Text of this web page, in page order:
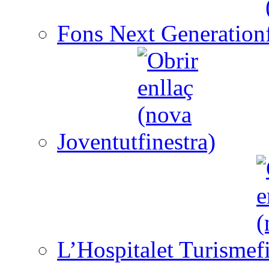
Fons Next Generation
Joventut
L’Hospitalet Turisme